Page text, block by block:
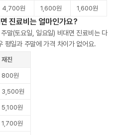
4,700원 1,600원 1,600원
진료비는 얼마인가요?
말(토요일, 일요일) 비대면 진료비는 다
평일과 주말에 가격 차이가 없어요.
재진
800원
3,500원
5,100원
1,700원